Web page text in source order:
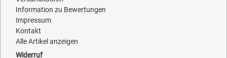
Information zu Bewertungen
Impressum
Kontakt
Alle Artikel anzeigen
Widerruf